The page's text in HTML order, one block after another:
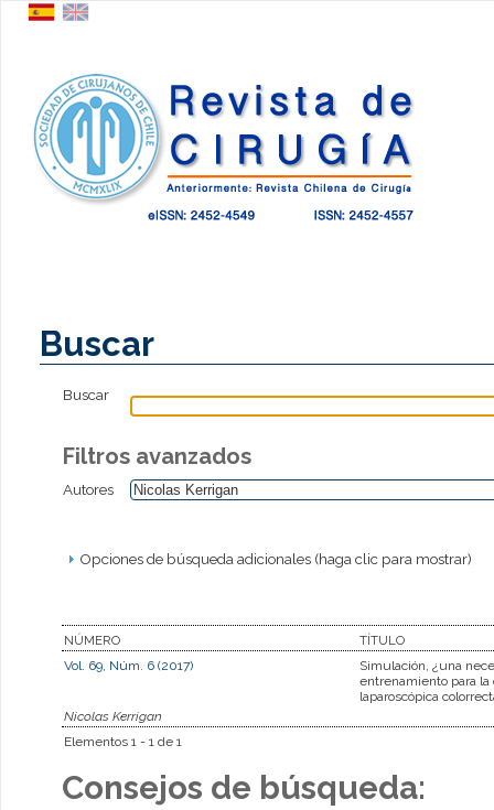
Buscar
Buscar
Filtros avanzados
Autores
Opciones de búsqueda adicionales (haga clic para mostrar)
NÚMERO
TÍTULO
Vol. 69, Núm. 6 (2017)
Simulación, ¿una
entrenamiento para la
laparoscópica
Nicolas Kerrigan
Elementos 1 - 1 de 1
Consejos de búsqueda: